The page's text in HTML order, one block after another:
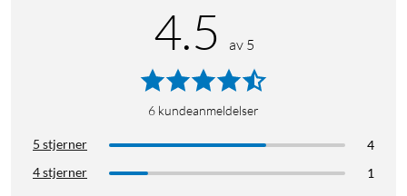
slaglengde
som Ro-mer-
G Tactile,
men med
bare halve
tastatur og
4.5 av 5
6 kundeanmeldelser
5 stjerner
4
4 stjerner
1